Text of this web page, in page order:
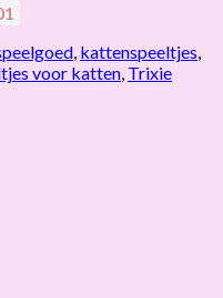
kattenspeeltjes
voor katten Trixie